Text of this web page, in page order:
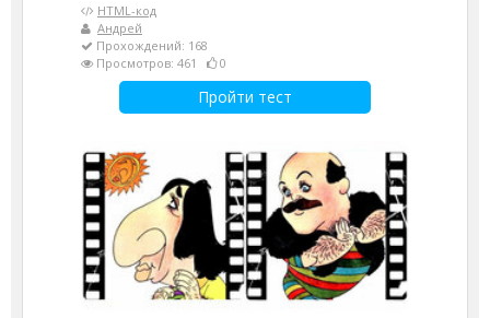
HTML-код
Андрей
Прохождений: 168
Просмотров: 461
0
Пройти тест